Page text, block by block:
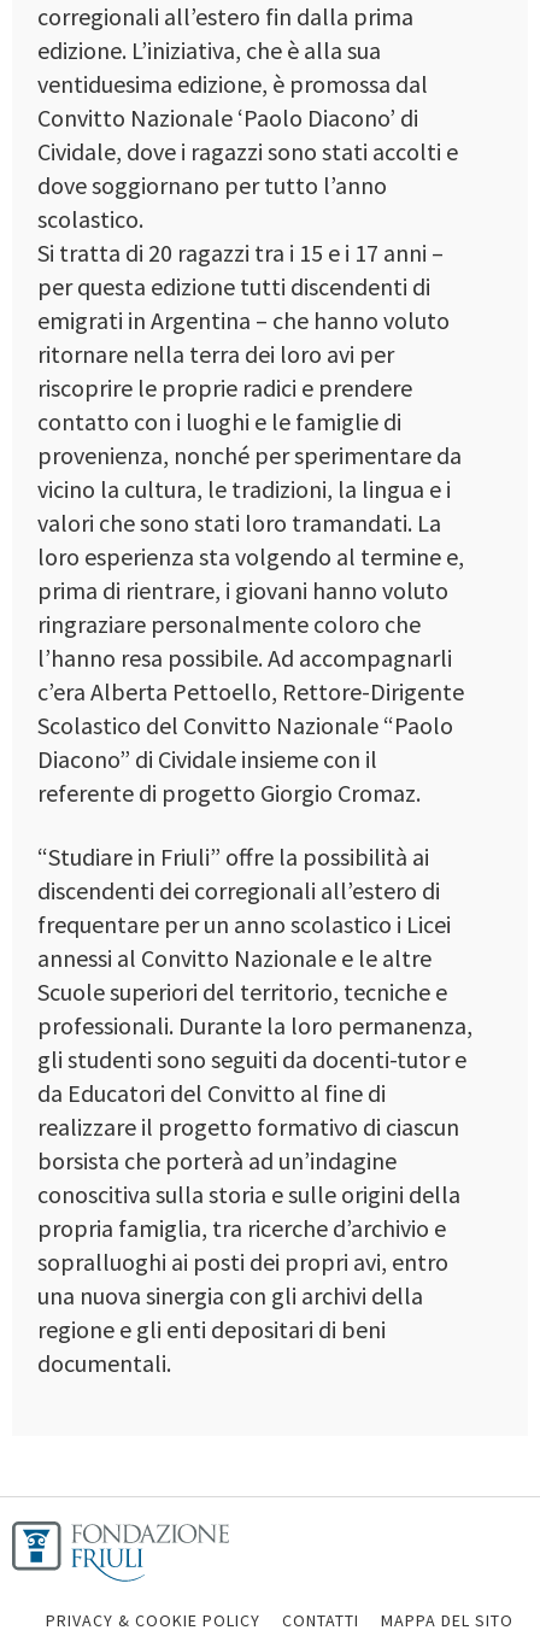
corregionali all’estero fin dalla prima
edizione. L’iniziativa, che è alla sua
ventiduesima edizione, è promossa dal
Convitto Nazionale ‘Paolo Diacono’ di
Cividale, dove i ragazzi sono stati accolti e
dove soggiornano per tutto l’anno
scolastico.
Si tratta di 20 ragazzi tra i 15 e i 17 anni –
per questa edizione tutti discendenti di
emigrati in Argentina – che hanno voluto
ritornare nella terra dei loro avi per
riscoprire le proprie radici e prendere
contatto con i luoghi e le famiglie di
provenienza, nonché per sperimentare da
vicino la cultura, le tradizioni, la lingua e i
valori che sono stati loro tramandati. La
loro esperienza sta volgendo al termine e,
prima di rientrare, i giovani hanno voluto
ringraziare personalmente coloro che
l’hanno resa possibile. Ad accompagnarli
c’era Alberta Pettoello, Rettore-Dirigente
Scolastico del Convitto Nazionale “Paolo
Diacono” di Cividale insieme con il
referente di progetto Giorgio Cromaz.
“Studiare in Friuli” offre la possibilità ai
discendenti dei corregionali all’estero di
frequentare per un anno scolastico i Licei
annessi al Convitto Nazionale e le altre
Scuole superiori del territorio, tecniche e
professionali. Durante la loro permanenza,
gli studenti sono seguiti da docenti-tutor e
da Educatori del Convitto al fine di
realizzare il progetto formativo di ciascun
borsista che porterà ad un’indagine
conoscitiva sulla storia e sulle origini della
propria famiglia, tra ricerche d’archivio e
sopralluoghi ai posti dei propri avi, entro
una nuova sinergia con gli archivi della
regione e gli enti depositari di beni
documentali.
PRIVACY & COOKIE POLICY CONTATTI MAPPA DEL SITO